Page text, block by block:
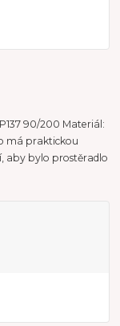
90/200 Materiál:
má praktickou
aby bylo prostěradlo